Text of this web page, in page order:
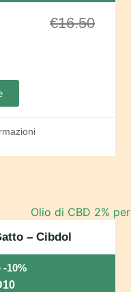
€16.50
– Cibdol
10%